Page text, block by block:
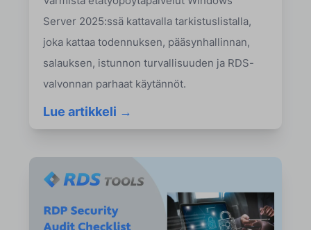
Server 2025:ssä kattavalla tarkistuslistalla,
joka kattaa todennuksen, pääsynhallinnan,
salauksen, istunnon turvallisuuden ja RDS-
valvonnan parhaat käytännöt.
Lue artikkeli →